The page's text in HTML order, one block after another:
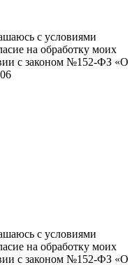
с условиями
на обработку моих
с законом №152-ФЗ «О
с условиями
на обработку моих
с законом №152-ФЗ «О